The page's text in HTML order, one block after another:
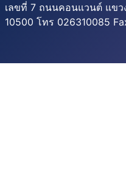
เลขที่ 7 ถนนคอนแวนต์ แขว
10500 โทร 026310085